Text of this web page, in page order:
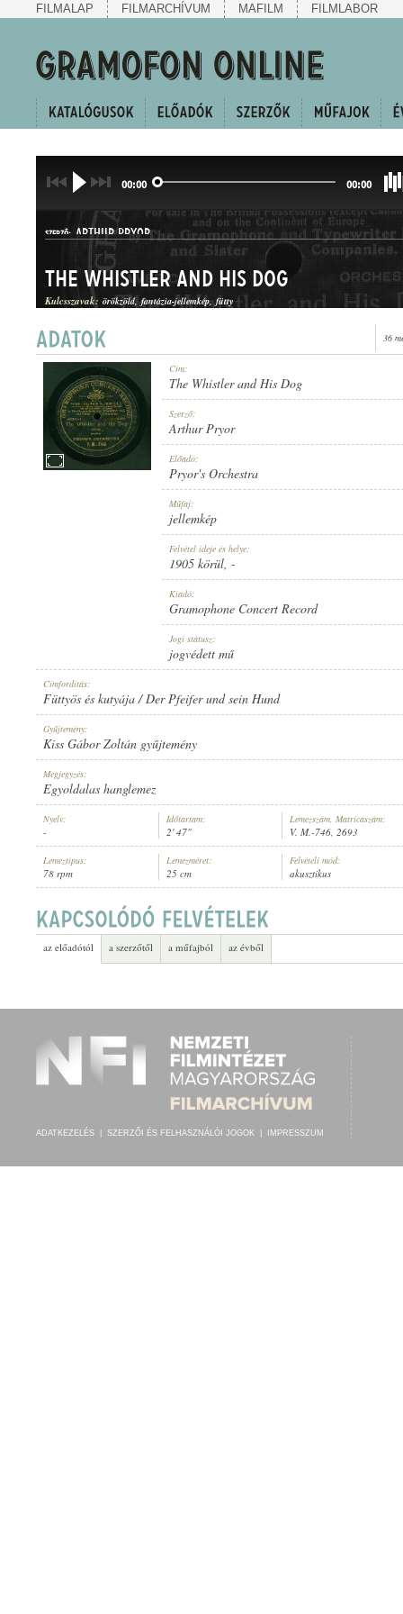
FILMALAP FILMARCHÍVUM MAFILM FILMLABOR
00:00 00:00
PRYOR'S ORCHESTRA
SZERZŐ: ARTHUR PRYOR
JELLEMKÉP
1905 KÖRÜL
GRAMOPHONE CONCERT RECORD
LEMEZSZÁM:
The Whistler and His Dog
Kulcsszavak: örökzöld fantázia-jellemkép fütty
36
Cím:
The Whistler and His Dog
Szerző:
Arthur Pryor
Előadó:
Pryor's Orchestra
Műfaj:
jellemkép
Felvétel ideje és helye:
1905 körül, -
Kiadó:
Gramophone Concert Record
Jogi státusz:
jogvédett mű
Címfordítás:
Füttyös és kutyája / Der Pfeifer und sein Hund
Gyűjtemény:
Kiss Gábor Zoltán gyűjtemény
Megjegyzés:
Egyoldalas hanglemez
Nyelv:
-
Időtartam:
2' 47"
Lemezszám, Matricaszám:
V. M.-746, 2693
Lemeztípus:
78 rpm
Lemezméret:
25 cm
Felvételi mód:
akusztikus
az előadótól a szerzőtől a műfajból az évből
ADATKEZELÉS SZERZŐI ÉS FELHASZNÁLÓI JOGOK IMPRESSZUM